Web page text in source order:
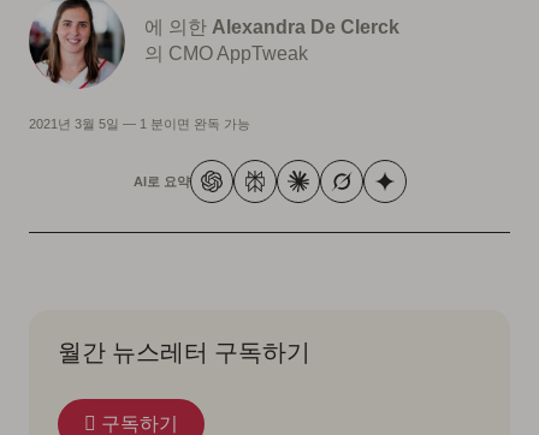
에 의한 Alexandra De Clerck
의 CMO AppTweak
2021년 3월 5일 — 1 분이면 완독 가능
AI로 요약
월간 뉴스레터 구독하기
구독하기